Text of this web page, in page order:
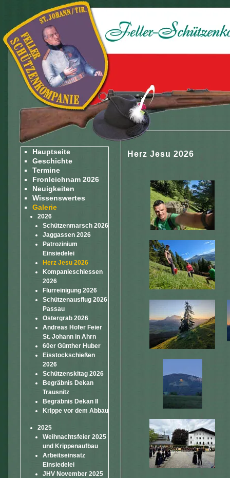
Hauptseite
Geschichte
Termine
Fronleichnam 2026
Neuigkeiten
Wissenswertes
Galerie
2026
Schützenmarsch 2026
Jaggassen 2026
Patrozinium
Einsiedelei
Herz Jesu 2026
Kompanieschiessen
2026
Flurreinigung 2026
Schützenausflug 2026
Passau
Ostergrab 2026
Andreas Hofer Feier
St. Johann in Ahrn
60er Günther Huber
Eisstockschießen
2026
Schützenskitag 2026
Begräbnis Dekan
Trausnitz
Begräbnis Dekan II
Krippe vor dem Abbau
2025
Weihnachtsfeier 2025
und Krippenaufbau
Arbeitseinsatz
Einsiedelei
JHV November 2025
Herz Jesu 2026